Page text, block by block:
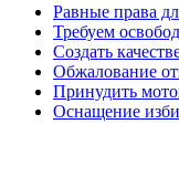
Равные права
Требуем
Создать
Обжалование
Принудить
Оснащение